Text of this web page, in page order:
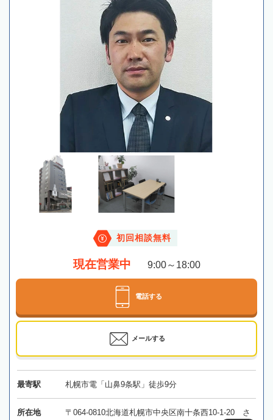
初回相談無料
現在営業中 9:00～18:00
電話する
メールする
最寄駅 札幌市電「山鼻9条駅」徒歩9分
所在地
〒064-0810北海道札幌市中央区南十条西10-1-20 さ